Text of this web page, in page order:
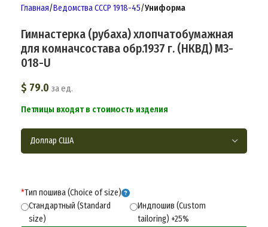
Главная Ведомства СССР 1918-45 Униформа
Гимнастерка (рубаха) хлопчатобумажная
для комначсостава обр.1937 г. (НКВД) M3-
018-U
$ 79.0 за ед.
Петлицы входят в стоимость изделия
*Тип пошива (Choice of size)
Стандартный (Standard
size)
Индпошив (Custom
tailoring) +25%